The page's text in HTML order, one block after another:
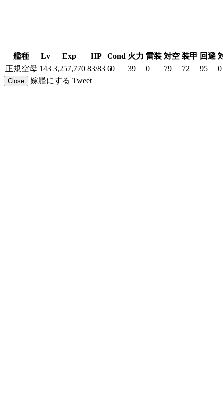
艦種 Lv Exp HP Cond 火力 雷装 対空 装甲 回避
正規空母 143 3,257,770 83/83 60 39 0 79 72 95 0
Close 嫁艦にする Tweet